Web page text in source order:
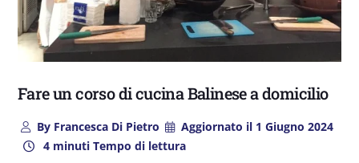
Fare un corso di cucina Balinese a domicilio
ByFrancesca Di Pietro Aggiornato il 1 Giugno 2024
4 minuti Tempo di lettura